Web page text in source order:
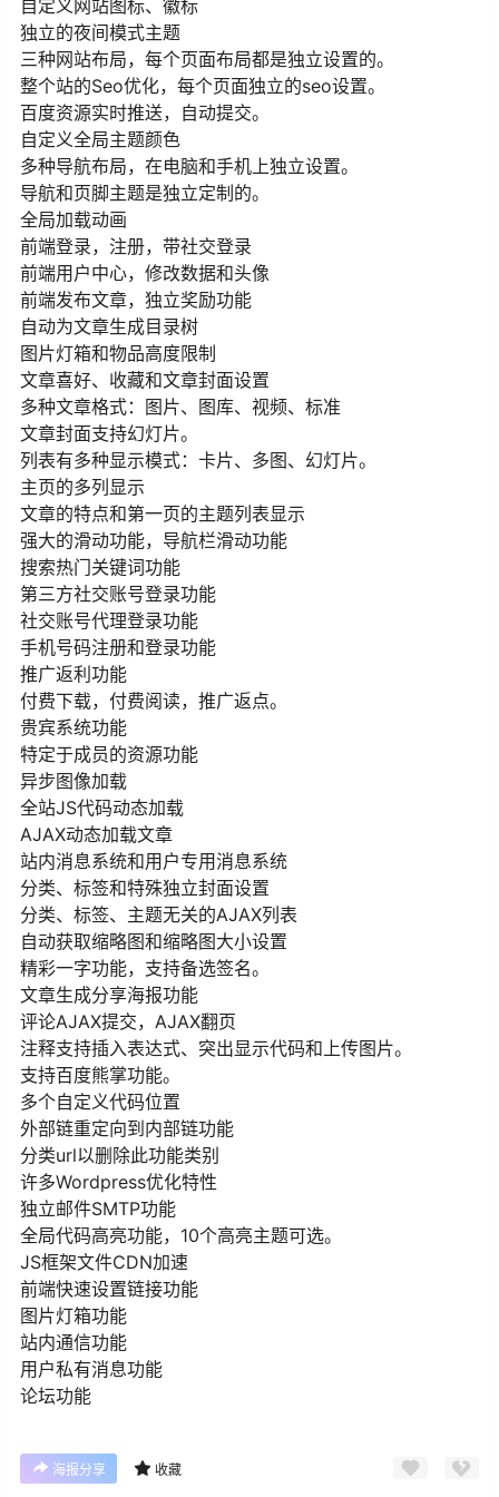
自定义网站图标、徽标
独立的夜间模式主题
三种网站布局，每个页面布局都是独立设置的。
整个站的Seo优化，每个页面独立的seo设置。
百度资源实时推送，自动提交。
自定义全局主题颜色
多种导航布局，在电脑和手机上独立设置。
导航和页脚主题是独立定制的。
全局加载动画
前端登录，注册，带社交登录
前端用户中心，修改数据和头像
前端发布文章，独立奖励功能
自动为文章生成目录树
图片灯箱和物品高度限制
文章喜好、收藏和文章封面设置
多种文章格式：图片、图库、视频、标准
文章封面支持幻灯片。
列表有多种显示模式：卡片、多图、幻灯片。
主页的多列显示
文章的特点和第一页的主题列表显示
强大的滑动功能，导航栏滑动功能
搜索热门关键词功能
第三方社交账号登录功能
社交账号代理登录功能
手机号码注册和登录功能
推广返利功能
付费下载，付费阅读，推广返点。
贵宾系统功能
特定于成员的资源功能
异步图像加载
全站JS代码动态加载
AJAX动态加载文章
站内消息系统和用户专用消息系统
分类、标签和特殊独立封面设置
分类、标签、主题无关的AJAX列表
自动获取缩略图和缩略图大小设置
精彩一字功能，支持备选签名。
文章生成分享海报功能
评论AJAX提交，AJAX翻页
注释支持插入表达式、突出显示代码和上传图片。
支持百度熊掌功能。
多个自定义代码位置
外部链重定向到内部链功能
分类url以删除此功能类别
许多Wordpress优化特性
独立邮件SMTP功能
全局代码高亮功能，10个高亮主题可选。
JS框架文件CDN加速
前端快速设置链接功能
图片灯箱功能
站内通信功能
用户私有消息功能
论坛功能
海报分享 收藏